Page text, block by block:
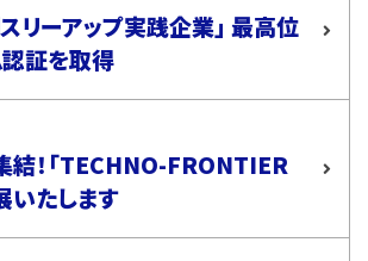
リーアップ実践企業」 最高位
証を取得
結！「TECHNO-FRONTIER
いたします